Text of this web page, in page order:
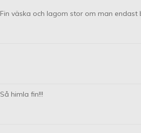
Fin väska och lagom stor om man endast
Så himla fin!!!